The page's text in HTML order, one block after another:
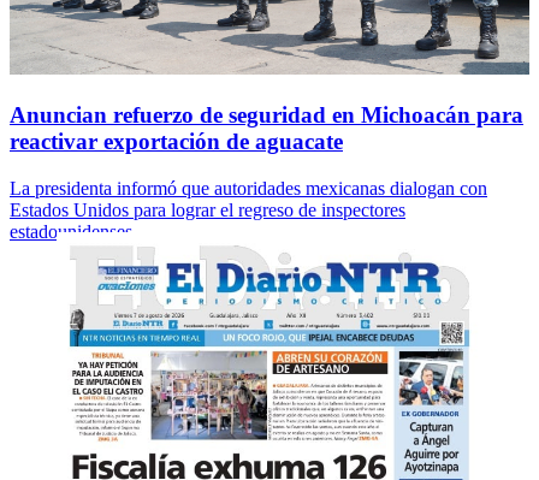
Anuncian refuerzo de seguridad en Michoacán para
reactivar exportación de aguacate
La presidenta informó que autoridades mexicanas dialogan con
Estados Unidos para lograr el regreso de inspectores
estadounidenses